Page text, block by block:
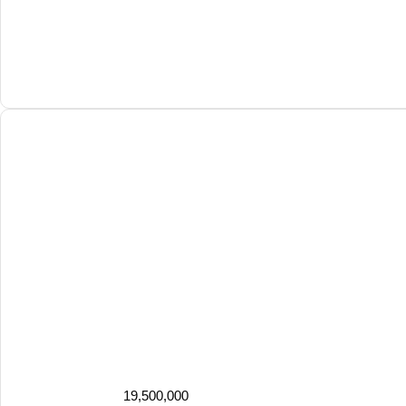
19,500,000